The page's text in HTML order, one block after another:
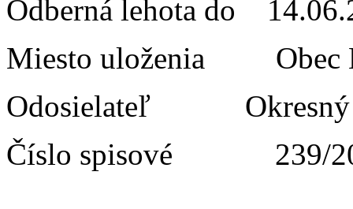
Odberná lehota do
Miesto uloženia
Odosielateľ
Číslo spisové 239/